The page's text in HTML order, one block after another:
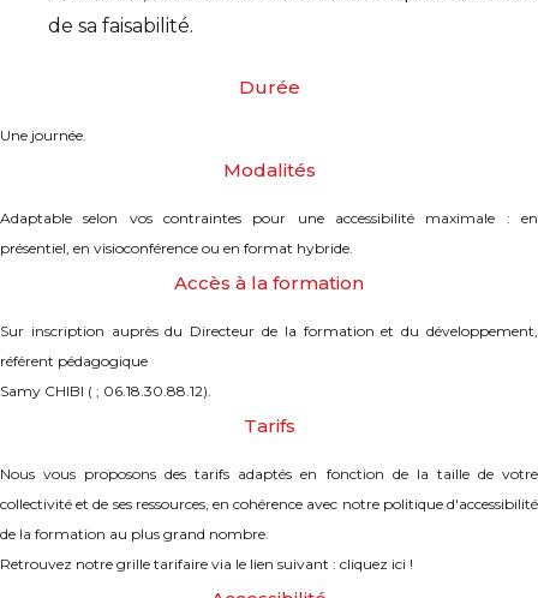
de sa faisabilité.
Durée
Une journée.
Modalités
Adaptable selon vos contraintes pour une accessibilité maximale : en
présentiel, en visioconférence ou en format hybride.
Accès à la formation
Sur inscription auprès du Directeur de la formation et du développement,
référent pédagogique
Samy CHIBI ( ; 06.18.30.88.12).
Tarifs
Nous vous proposons des tarifs adaptés en fonction de la taille de votre
collectivité et de ses ressources, en cohérence avec notre politique d'accessibilité
de la formation au plus grand nombre.
Retrouvez notre grille tarifaire via le lien suivant : cliquez ici !